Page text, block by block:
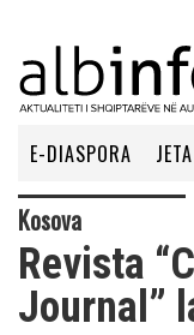
E-DIASPORA
Kosova
Revista
Journal”